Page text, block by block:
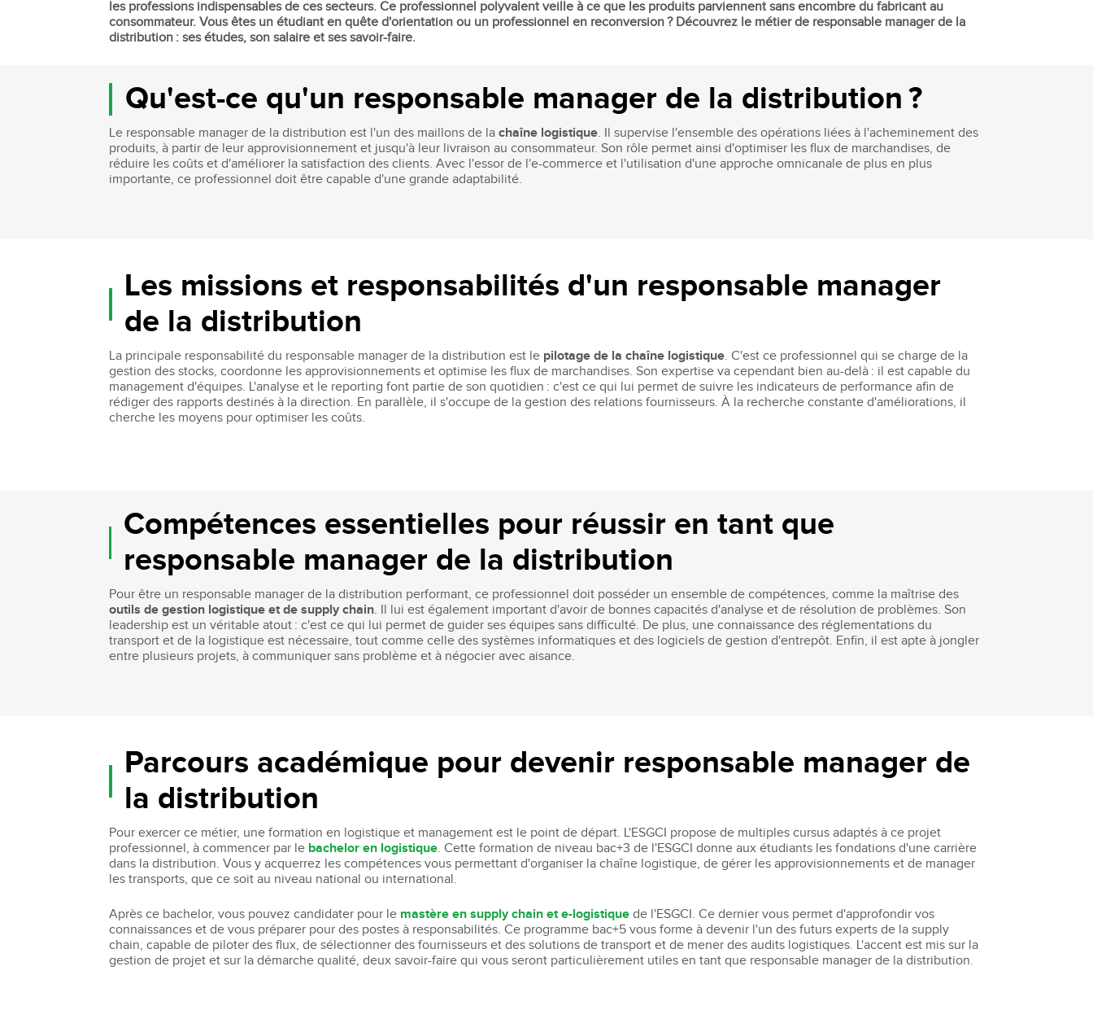
les professions indispensables de ces secteurs. Ce professionnel polyvalent veille à ce que les produits parviennent sans encombre du fabricant au
consommateur. Vous êtes un étudiant en quête d'orientation ou un professionnel en reconversion ? Découvrez le métier de responsable manager de la
distribution : ses études, son salaire et ses savoir-faire.
Qu'est-ce qu'un responsable manager de la distribution ?
Le responsable manager de la distribution est l'un des maillons de lachaîne logistique. Il supervise l'ensemble des opérations liées à l'acheminement des
produits, à partir de leur approvisionnement et jusqu'à leur livraison au consommateur. Son rôle permet ainsi d'optimiser les flux de marchandises, de
réduire les coûts et d'améliorer la satisfaction des clients. Avec l'essor de l'e-commerce et l'utilisation d'une approche omnicanale de plus en plus
importante, ce professionnel doit être capable d'une grande adaptabilité.
Les missions et responsabilités d'un responsable manager
de la distribution
La principale responsabilité du responsable manager de la distribution est le pilotage de la chaîne logistique. C'est ce professionnel qui se charge de la
gestion des stocks, coordonne les approvisionnements et optimise les flux de marchandises. Son expertise va cependant bien au-delà : il est capable du
management d'équipes. L'analyse et le reporting font partie de son quotidien : c'est ce qui lui permet de suivre les indicateurs de performance afin de
rédiger des rapports destinés à la direction. En parallèle, il s'occupe de la gestion des relations fournisseurs. À la recherche constante d'améliorations, il
cherche les moyens pour optimiser les coûts.
Compétences essentielles pour réussir en tant que
responsable manager de la distribution
Pour être un responsable manager de la distribution performant, ce professionnel doit posséder un ensemble de compétences, comme la maîtrise des
outils de gestion logistique et de supply chain. Il lui est également important d'avoir de bonnes capacités d'analyse et de résolution de problèmes. Son
leadership est un véritable atout : c'est ce qui lui permet de guider ses équipes sans difficulté. De plus, une connaissance des réglementations du
transport et de la logistique est nécessaire, tout comme celle des systèmes informatiques et des logiciels de gestion d'entrepôt. Enfin, il est apte à jongler
entre plusieurs projets, à communiquer sans problème et à négocier avec aisance.
Parcours académique pour devenir responsable manager de
la distribution
Pour exercer ce métier, une formation en logistique et management est le point de départ. L'ESGCI propose de multiples cursus adaptés à ce projet
professionnel, à commencer par le bachelor en logistique. Cette formation de niveau bac+3 de l'ESGCI donne aux étudiants les fondations d'une carrière
dans la distribution. Vous y acquerrez les compétences vous permettant d'organiser la chaîne logistique, de gérer les approvisionnements et de manager
les transports, que ce soit au niveau national ou international.
Après ce bachelor, vous pouvez candidater pour le mastère en supply chain et e-logistique de l'ESGCI. Ce dernier vous permet d'approfondir vos
connaissances et de vous préparer pour des postes à responsabilités. Ce programme bac+5 vous forme à devenir l'un des futurs experts de la supply
chain, capable de piloter des flux, de sélectionner des fournisseurs et des solutions de transport et de mener des audits logistiques. L'accent est mis sur la
gestion de projet et sur la démarche qualité, deux savoir-faire qui vous seront particulièrement utiles en tant que responsable manager de la distribution.
Le programme International à l'ESGCI
Projets et voyages
Former vos collaborateurs
Bachelor Commerce Marketing
Bachelor Marketing digital
Bachelor Communication, projets
Bachelor Communication
Marketing d'influence et Brand Content
Bachelor QSE - Qualité Sécurité
Mastère Supply Chain et e-Logistique
Mastère Marketing Produit :
Cosmétiques et Bien-être
Mastère Big Data & Intelligence
Artificielle
MBA